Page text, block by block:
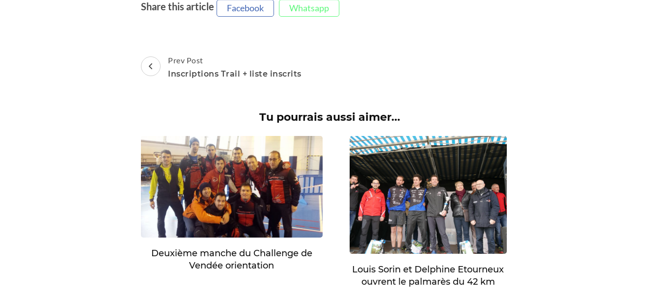
Share this article Facebook Whatsapp
Post
Navigation
Prev Post
Inscriptions Trail + liste inscrits
Tu pourrais aussi aimer...
Deuxième manche du Challenge de
Vendée orientation
Louis Sorin et Delphine Etourneux
ouvrent le palmarès du 42 km